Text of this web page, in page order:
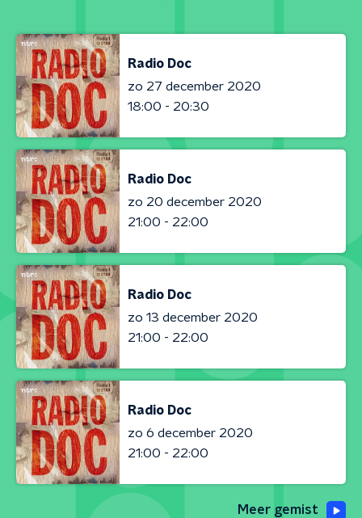
Radio Doc
zo 27 december 2020
18:00 - 20:30
Radio Doc
zo 20 december 2020
21:00 - 22:00
Radio Doc
zo 13 december 2020
21:00 - 22:00
Radio Doc
zo 6 december 2020
21:00 - 22:00
Meer gemist